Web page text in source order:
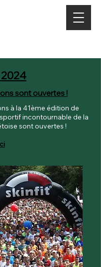
sont ouvertes !
à la 41ème édition de
incontournable de la
sont ouvertes !